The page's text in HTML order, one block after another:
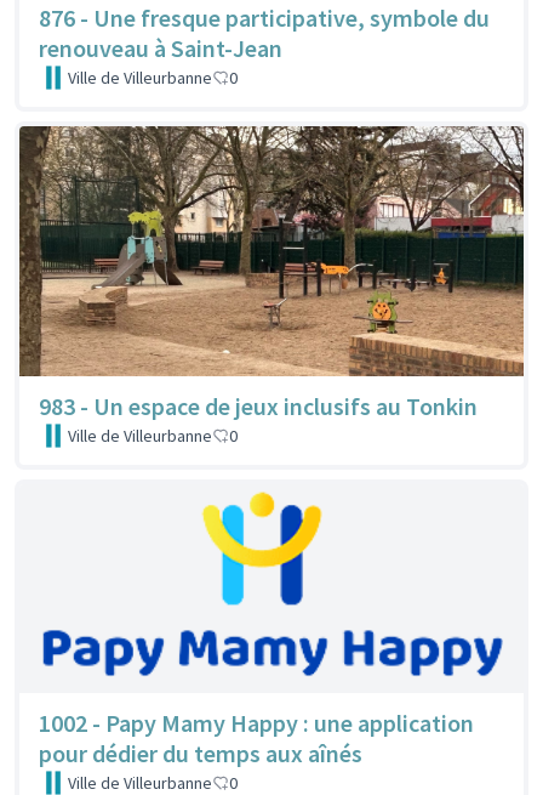
876 - Une fresque participative, symbole du
renouveau à Saint-Jean
Ville de Villeurbanne 0
983 - Un espace de jeux inclusifs au Tonkin
Ville de Villeurbanne 0
1002 - Papy Mamy Happy : une application
pour dédier du temps aux aînés
Ville de Villeurbanne 0